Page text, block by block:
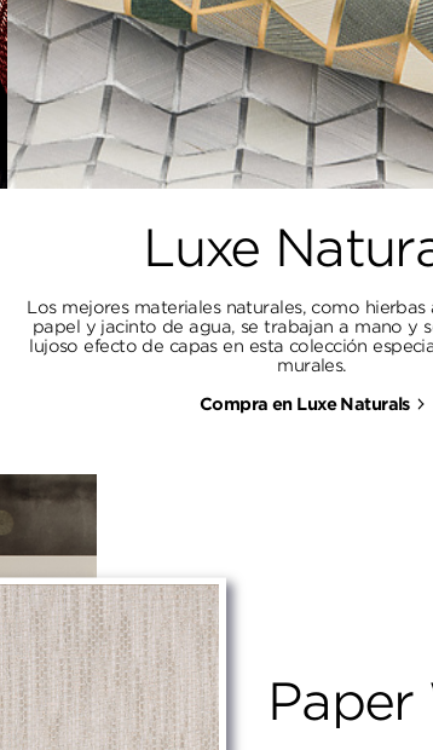
Luxe
Los mejores materiales naturales, como hierbas
papel y jacinto de agua, se trabajan a mano y
lujoso efecto de capas en esta colección
murales.
Compra en Luxe Naturals
Paper